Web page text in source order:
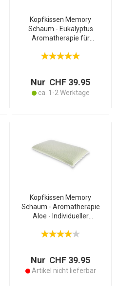
Kopfkissen Memory
Schaum - Eukalyptus
Aromatherapie für
Atmungsaktiv - 45x75x10
Bezug waschbar
Nur CHF 39.95
ca. 1-2 Werktage
Kopfkissen Memory
Schaum - Aromatherapie
Aloe - Individueller
Nacken/Schulter
Waschbar
Nur CHF 39.95
Artikel nicht lieferbar